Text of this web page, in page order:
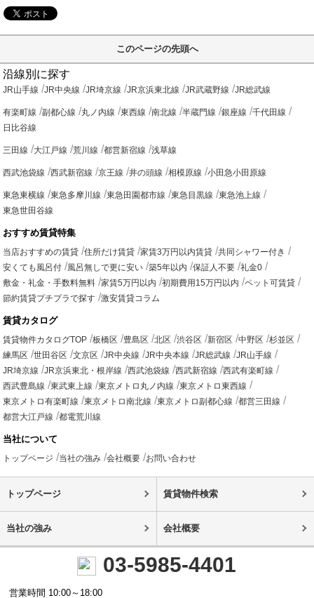
このページの先頭へ
沿線別に探す
JR山手線 JR中央線 JR埼京線 JR京浜東北線 JR武蔵野線 JR総武線
有楽町線 副都心線 丸ノ内線 東西線 南北線 半蔵門線 銀座線
千代田線
日比谷線
三田線 大江戸線 荒川線 都営新宿線 浅草線
西武池袋線 西武新宿線 京王線 井の頭線 相模原線 小田急小田原線
東急東横線 東急多摩川線 東急田園都市線 東急目黒線
東急池上線
東急世田谷線
おすすめ賃貸特集
当店おすすめの賃貸 住所だけ賃貸 家賃3万円以内賃貸
共同シャワー付き
安くても風呂付
風呂無しで更に安い 築5年以内 保証人不要
礼金0
敷金・礼金・手数料無料
家賃5万円以内 初期費用15万円以内
ペット可賃貸
節約賃貸プチプラで探す
激安賃貸コラム
賃貸カタログ
賃貸物件カタログTOP 板橋区 豊島区 北区 渋谷区 新宿区 中野区
杉並区
練馬区
世田谷区 文京区 JR中央線 JR中央本線 JR総武線
JR山手線
JR埼京線
JR京浜東北・根岸線 西武池袋線 西武新宿線
西武有楽町線
西武豊島線
東武東上線 東京メトロ丸ノ内線
東京メトロ東西線
東京メトロ有楽町線
東京メトロ南北線 東京メトロ副都心線
都営三田線
都営大江戸線
都電荒川線
当社について
トップページ 当社の強み 会社概要 お問い合わせ
トップページ 賃貸物件検索
当社の強み 会社概要
03-5985-4401
営業時間 10:00～18:00